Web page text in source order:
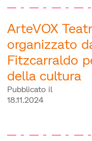
ArteVOX
organizzato
Fitzcarraldo
della cultura
Pubblicato il
18.11.2024